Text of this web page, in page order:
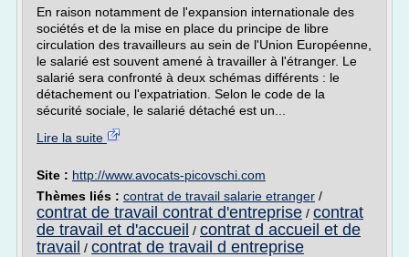
En raison notamment de l'expansion internationale des
sociétés et de la mise en place du principe de libre
circulation des travailleurs au sein de l'Union Européenne,
le salarié est souvent amené à travailler à l'étranger. Le
salarié sera confronté à deux schémas différents : le
détachement ou l'expatriation. Selon le code de la
sécurité sociale, le salarié détaché est un...
Lire la suite
Site : http://www.avocats-picovschi.com
Thèmes liés : contrat de travail salarie etranger /
contrat de travail contrat d'entreprise / contrat
de travail et d'accueil / contrat d accueil et de
travail / contrat de travail d entreprise